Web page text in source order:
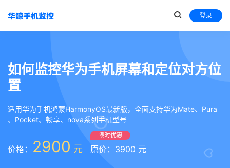
登录
如何监控华为手机屏幕和定位对方位
置
适用华为手机鸿蒙HarmonyOS最新版，全面支持华为Mate、Pura
、Pocket、畅享、nova系列手机型号
价格： 2900 元
限时优惠
原价：3900 元